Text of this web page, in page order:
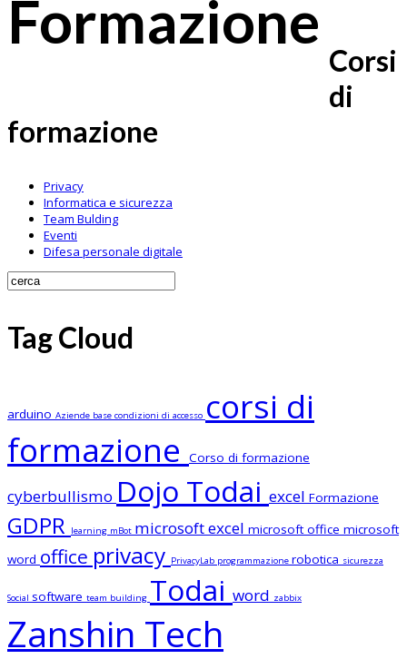
Formazione
Corsi
di
formazione
Privacy
Informatica e sicurezza
Team Bulding
Eventi
Difesa personale digitale
Tag Cloud
arduino Aziende base condizioni di accesso corsi di
formazione
Corso di formazione
cyberbullismo Dojo Todai excel Formazione
GDPR learning mBot microsoft excel microsoft office microsoft
word office privacy PrivacyLab programmazione robotica sicurezza
Social software team building Todai word zabbix
Zanshin Tech